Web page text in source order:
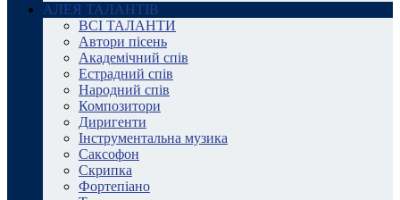
АЛЕЯ ТАЛАНТІВ
ВСІ ТАЛАНТИ
Автори пісень
Академічний спів
Естрадний спів
Народний спів
Композитори
Диригенти
Інструментальна музика
Саксофон
Скрипка
Фортепіано